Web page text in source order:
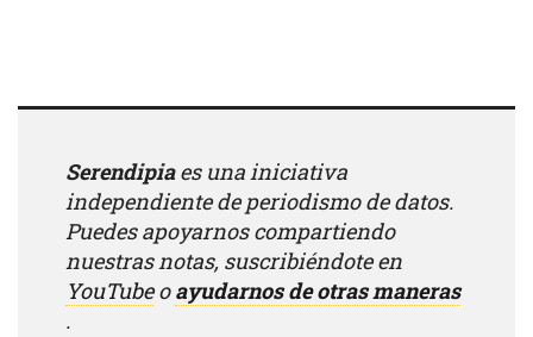
Serendipiaes una iniciativa
independiente de periodismo de datos.
Puedes apoyarnos compartiendo
nuestras notas, suscribiéndote en
YouTubeoayudarnos de otras maneras
.